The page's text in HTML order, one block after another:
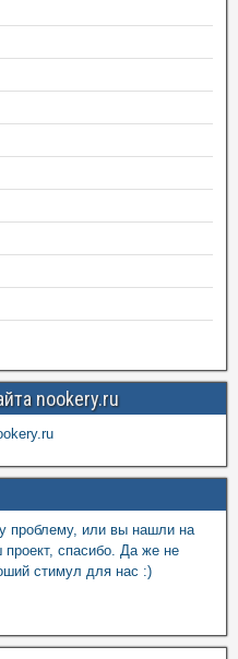
nookery.ru
проблему, или вы нашли на
спасибо. Да же не
стимул для нас :)